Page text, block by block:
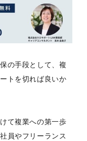
の手段として、複
トを切れば良いか
て複業への第一歩
員やフリーランス